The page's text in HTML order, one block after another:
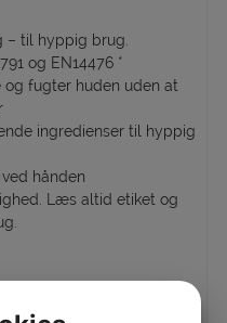
– til hyppig brug.
og EN14476 *
fugter huden uden at
ingredienser til hyppig
hånden
Læs altid etiket og